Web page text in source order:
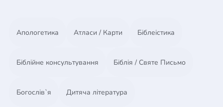
Апологетика Атласи / Карти Біблеістика
Біблійне консультування Біблія / Святе Письмо
Богослів`я Дитяча література